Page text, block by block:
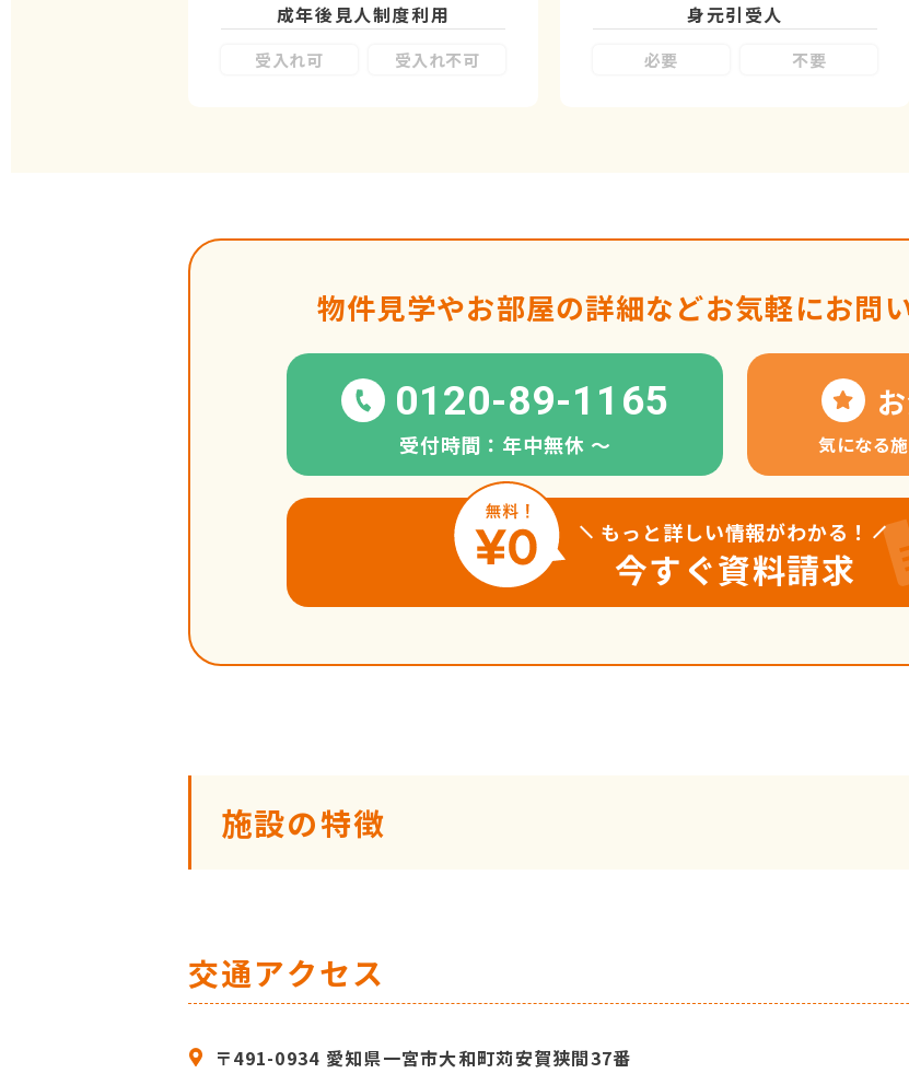
成年後見人制度利用
受入れ可 受入れ不可
身元引受人
必要 不要
物件見学やお部屋の詳細などお気軽にお問
0120-89-1165
受付時間：年中無休 〜 気になる
もっと詳しい情報がわかる！
今すぐ資料請求
施設の特徴
交通アクセス
〒491-0934 愛知県一宮市大和町苅安賀狭間37番